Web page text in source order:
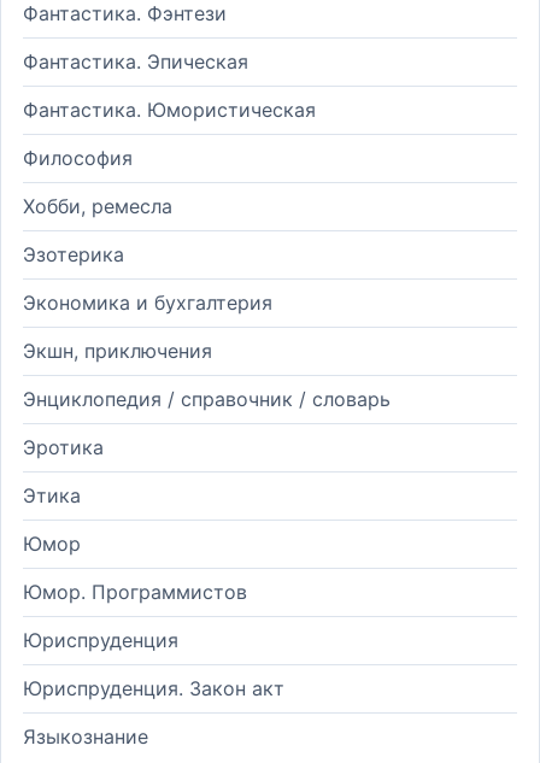
Фантастика. Фэнтези
Фантастика. Эпическая
Фантастика. Юмористическая
Философия
Хобби, ремесла
Эзотерика
Экономика и бухгалтерия
Экшн, приключения
Энциклопедия / справочник / словарь
Эротика
Этика
Юмор
Юмор. Программистов
Юриспруденция
Юриспруденция. Закон акт
Языкознание